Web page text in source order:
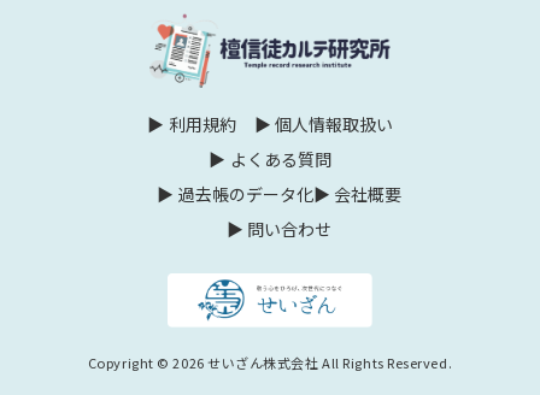
利用規約
個人情報取扱い
よくある質問
過去帳のデータ化
会社概要
問い合わせ
Copyright © 2026 せいざん株式会社 All Rights Reserved.